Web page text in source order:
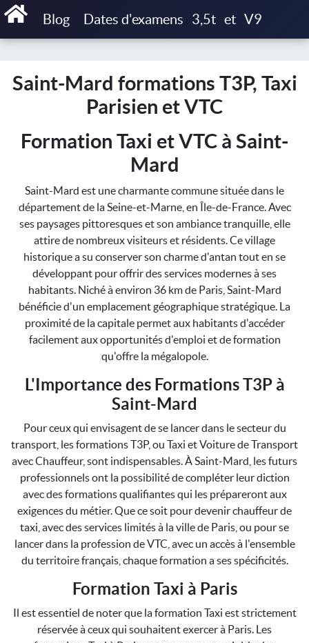
Blog Dates d'examens 3,5t et V9
Accueil
Saint-Mard formations T3P, Taxi
Parisien et VTC
Formation Taxi et VTC à Saint-
Mard
Saint-Mard est une charmante commune située dans le
département de la Seine-et-Marne, en Île-de-France. Avec
ses paysages pittoresques et son ambiance tranquille, elle
attire de nombreux visiteurs et résidents. Ce village
historique a su conserver son charme d'antan tout en se
développant pour offrir des services modernes à ses
habitants. Niché à environ 36 km de Paris, Saint-Mard
bénéficie d'un emplacement géographique stratégique. La
proximité de la capitale permet aux habitants d'accéder
facilement aux opportunités d'emploi et de formation
qu'offre la mégalopole.
L'Importance des Formations T3P à
Saint-Mard
Pour ceux qui envisagent de se lancer dans le secteur du
transport, les formations T3P, ou Taxi et Voiture de Transport
avec Chauffeur, sont indispensables. À Saint-Mard, les futurs
professionnels ont la possibilité de compléter leur diction
avec des formations qualifiantes qui les prépareront aux
exigences du métier. Que ce soit pour devenir chauffeur de
taxi, avec des services limités à la ville de Paris, ou pour se
lancer dans la profession de VTC, avec un accès à l'ensemble
du territoire français, chaque formation a ses spécificités.
Formation Taxi à Paris
Il est essentiel de noter que la formation Taxi est strictement
réservée à ceux qui souhaitent exercer à Paris. Les